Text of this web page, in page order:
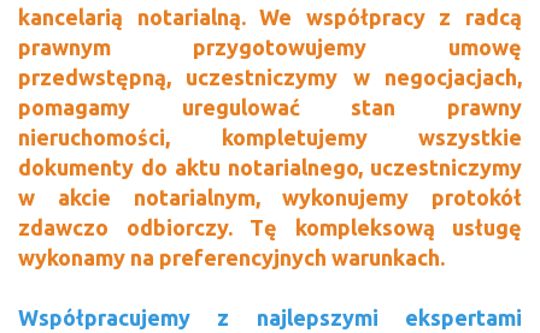
kancelarią notarialną. We współpracy z radcą
prawnym przygotowujemy umowę
przedwstępną, uczestniczymy w negocjacjach,
pomagamy uregulować stan prawny
nieruchomości, kompletujemy wszystkie
dokumenty do aktu notarialnego, uczestniczymy
w akcie notarialnym, wykonujemy protokół
zdawczo odbiorczy. Tę kompleksową usługę
wykonamy na preferencyjnych warunkach.
Współpracujemy z najlepszymi ekspertami